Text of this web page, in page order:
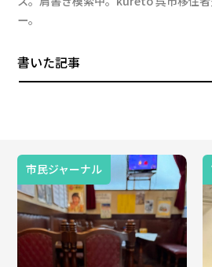
ー。
書いた記事
市民ジャーナル